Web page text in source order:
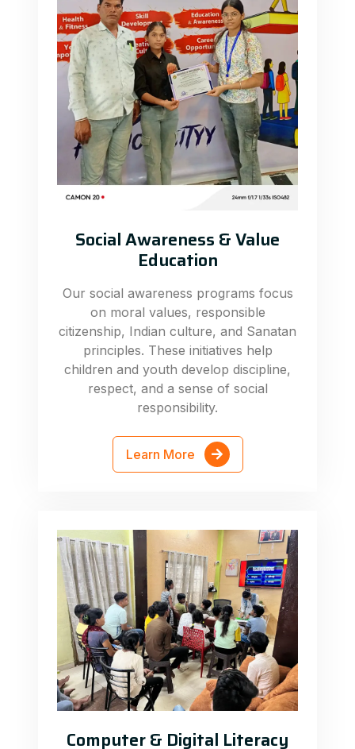
Social Awareness & Value
Education
Our social awareness programs focus
on moral values, responsible
citizenship, Indian culture, and Sanatan
principles. These initiatives help
children and youth develop discipline,
respect, and a sense of social
responsibility.
Learn More
Computer & Digital Literacy